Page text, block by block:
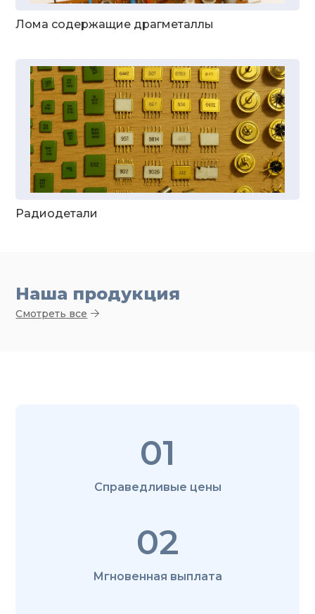
Лома содержащие драгметаллы
Радиодетали
Наша продукция
Смотреть все
01
Справедливые цены
02
Мгновенная выплата